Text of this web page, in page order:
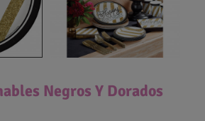
Negros Y Dorados